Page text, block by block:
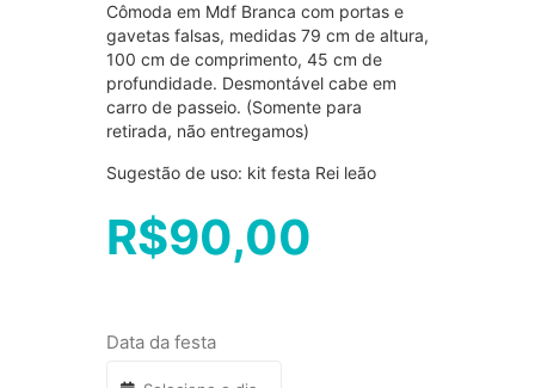
Cômoda em Mdf Branca com portas e
gavetas falsas, medidas 79 cm de altura,
100 cm de comprimento, 45 cm de
profundidade. Desmontável cabe em
carro de passeio. (Somente para
retirada, não entregamos)
Sugestão de uso: kit festa Rei leão
R$90,00
Data da festa